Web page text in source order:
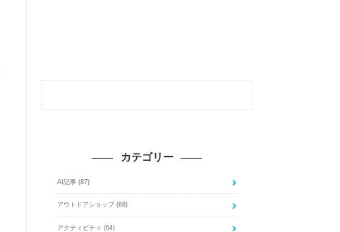
カテゴリー
AI記事 (87)
アウトドアショップ (68)
アクティビティ (64)